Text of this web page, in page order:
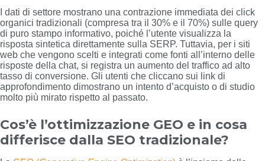
I dati di settore mostrano una contrazione immediata dei click
organici tradizionali (compresa tra il 30% e il 70%) sulle query
di puro stampo informativo, poiché l’utente visualizza la
risposta sintetica direttamente sulla SERP. Tuttavia, per i siti
web che vengono scelti e integrati come fonti all’interno delle
risposte della chat, si registra un aumento del traffico ad alto
tasso di conversione. Gli utenti che cliccano sui link di
approfondimento dimostrano un intento d’acquisto o di studio
molto più mirato rispetto al passato.
Cos’è l’ottimizzazione GEO e in cosa
differisce dalla SEO tradizionale?